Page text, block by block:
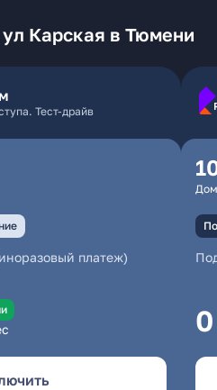
Карская в Тюмени
Тест-драйв
платеж)
0